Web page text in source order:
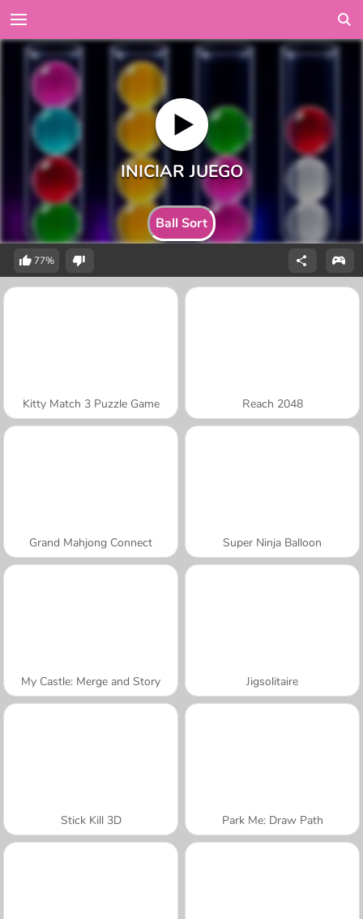
Ball Sort
77%
Kitty Match 3 Puzzle Game Reach 2048
Grand Mahjong Connect Super Ninja Balloon
My Castle: Merge and Story Jigsolitaire
Stick Kill 3D Park Me: Draw Path